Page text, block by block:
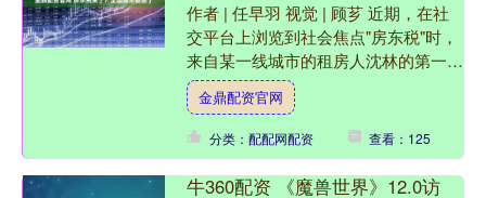
作者 | 任早羽 视觉 | 顾芗 近期，在社
交平台上浏览到社会焦点"房东税"时，
来自某一线城市的租房人沈林的第一反
应是：羊毛出在羊身上。 在沈林看
来，这笔在网友....
金鼎配资官网
分类：配配网配资 查看：125
牛360配资 《魔兽世界》12.0访